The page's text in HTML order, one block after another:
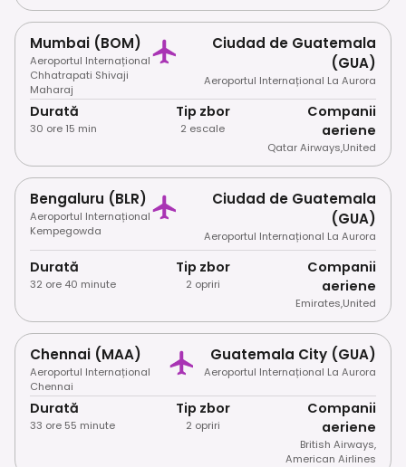
Mumbai (BOM)
Aeroportul Internațional
Chhatrapati Shivaji
Maharaj
Ciudad de Guatemala
(GUA)
Aeroportul Internațional La Aurora
Durată
30 ore 15 min
Tip zbor
2 escale
Companii
aeriene
Qatar Airways,United
Bengaluru (BLR)
Aeroportul Internațional
Kempegowda
Ciudad de Guatemala
(GUA)
Aeroportul Internațional La Aurora
Durată
32 ore 40 minute
Tip zbor
2 opriri
Companii
aeriene
Emirates,United
Chennai (MAA)
Aeroportul Internațional
Chennai
Guatemala City (GUA)
Aeroportul Internațional La Aurora
Durată
33 ore 55 minute
Tip zbor
2 opriri
Companii
aeriene
British Airways,
American Airlines